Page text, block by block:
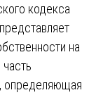
кодекса
на
определяющая